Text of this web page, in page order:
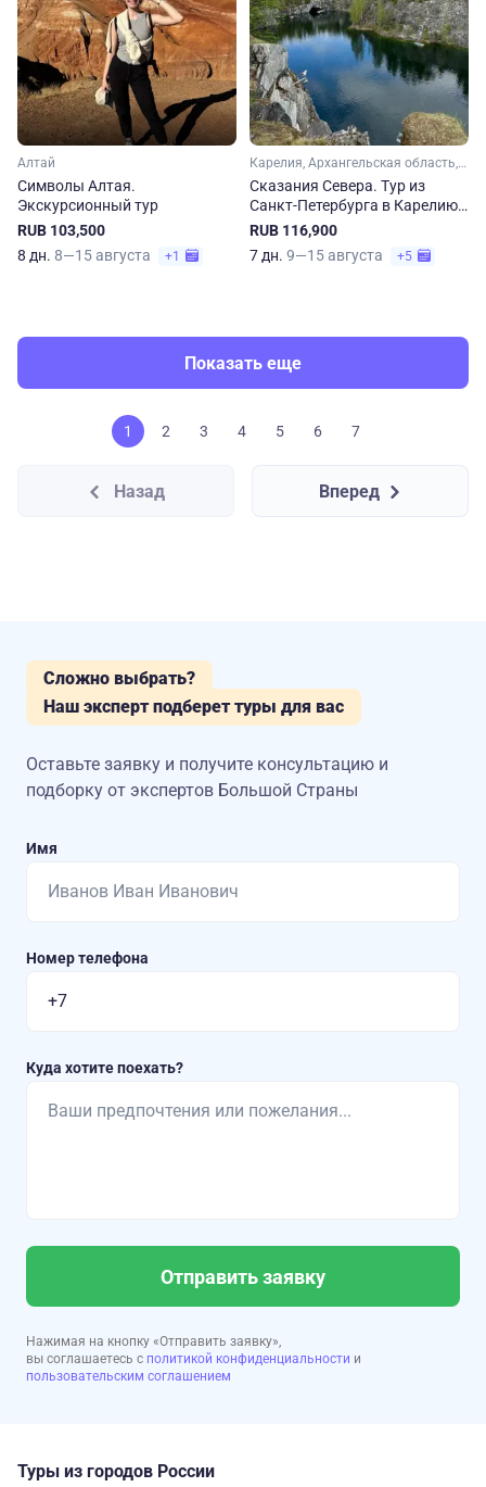
Алтай
Символы Алтая.
Экскурсионный тур
RUB 103,500
8 дн. 8—15 августа +1
Карелия, Архангельская область, Ленинградская область, Арктика
Сказания Севера. Тур из
Санкт-Петербурга в Карелию
и Соловки
RUB 116,900
7 дн. 9—15 августа +5
Показать еще
1 2 3 4 5 6 7
Назад Вперед
Сложно выбрать?
Наш эксперт подберет туры для вас
Оставьте заявку и получите консультацию и
подборку от экспертов Большой Страны
Имя
Номер телефона
Куда хотите поехать?
Отправить заявку
Нажимая на кнопку «Отправить заявку»,
вы соглашаетесь с политикой конфиденциальности и
пользовательским соглашением
Туры из городов России